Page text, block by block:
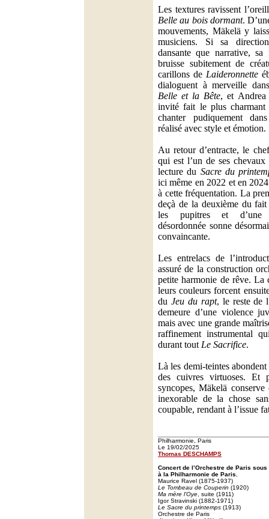
Les textures ravissent
Belle au bois dormant.
mouvements, Mäkelä y
musiciens. Si sa
dansante que narrative,
bruisse subitement de
carillons de Laideronnette
dialoguent à merveille
Belle et la Bête, et
invité fait le plus charmant
chanter pudiquement
réalisé avec style et émotion.
Au retour d’entracte, le
qui est l’un de ses
lecture du Sacre du
ici même en 2022 et en
à cette fréquentation. La
deçà de la deuxième du
les pupitres et d’une
désordonnée sonne
convaincante.
Les entrelacs de
assuré de la construction
petite harmonie de rêve. La
leurs couleurs forcent
du Jeu du rapt, le reste de
demeure d’une violence
mais avec une grande
raffinement instrumental
durant tout Le Sacrifice.
Là les demi-teintes
des cuivres virtuoses.
syncopes, Mäkelä conserve
inexorable de la chose
coupable, rendant à l’issue
Philharmonie, Paris
Le 19/02/2025
Thomas DESCHAMPS
Concert de l’Orchestre de Paris
à la Philharmonie de Paris.
Maurice Ravel (1875-1937)
Le Tombeau de Couperin (1920)
Ma mère l’Oye , suite (1911)
Igor Stravinski (1882-1971)
Le Sacre du printemps (1913)
Orchestre de Paris